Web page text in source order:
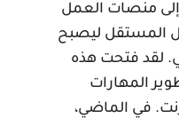
منصات العمل
ليصبح
فتحت هذه
المهارات
في الماضي،